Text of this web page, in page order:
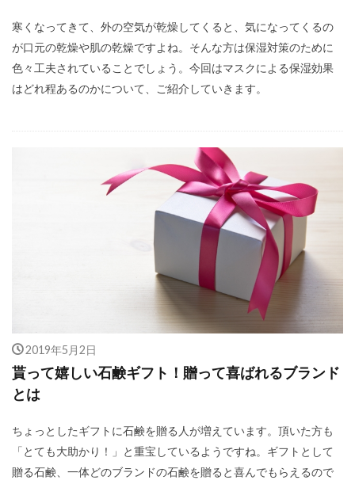
寒くなってきて、外の空気が乾燥してくると、気になってくるの
が口元の乾燥や肌の乾燥ですよね。そんな方は保湿対策のために
色々工夫されていることでしょう。今回はマスクによる保湿効果
はどれ程あるのかについて、ご紹介していきます。
2019年5月2日
貰って嬉しい石鹸ギフト！贈って喜ばれるブランド
とは
ちょっとしたギフトに石鹸を贈る人が増えています。頂いた方も
「とても大助かり！」と重宝しているようですね。ギフトとして
贈る石鹸、一体どのブランドの石鹸を贈ると喜んでもらえるので